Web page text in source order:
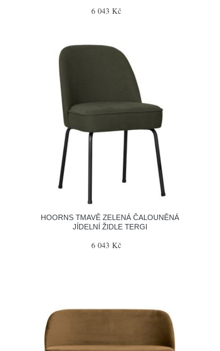
6 043 Kč
HOORNS TMAVĚ ZELENÁ ČALOUNĚNÁ
JÍDELNÍ ŽIDLE TERGI
6 043 Kč